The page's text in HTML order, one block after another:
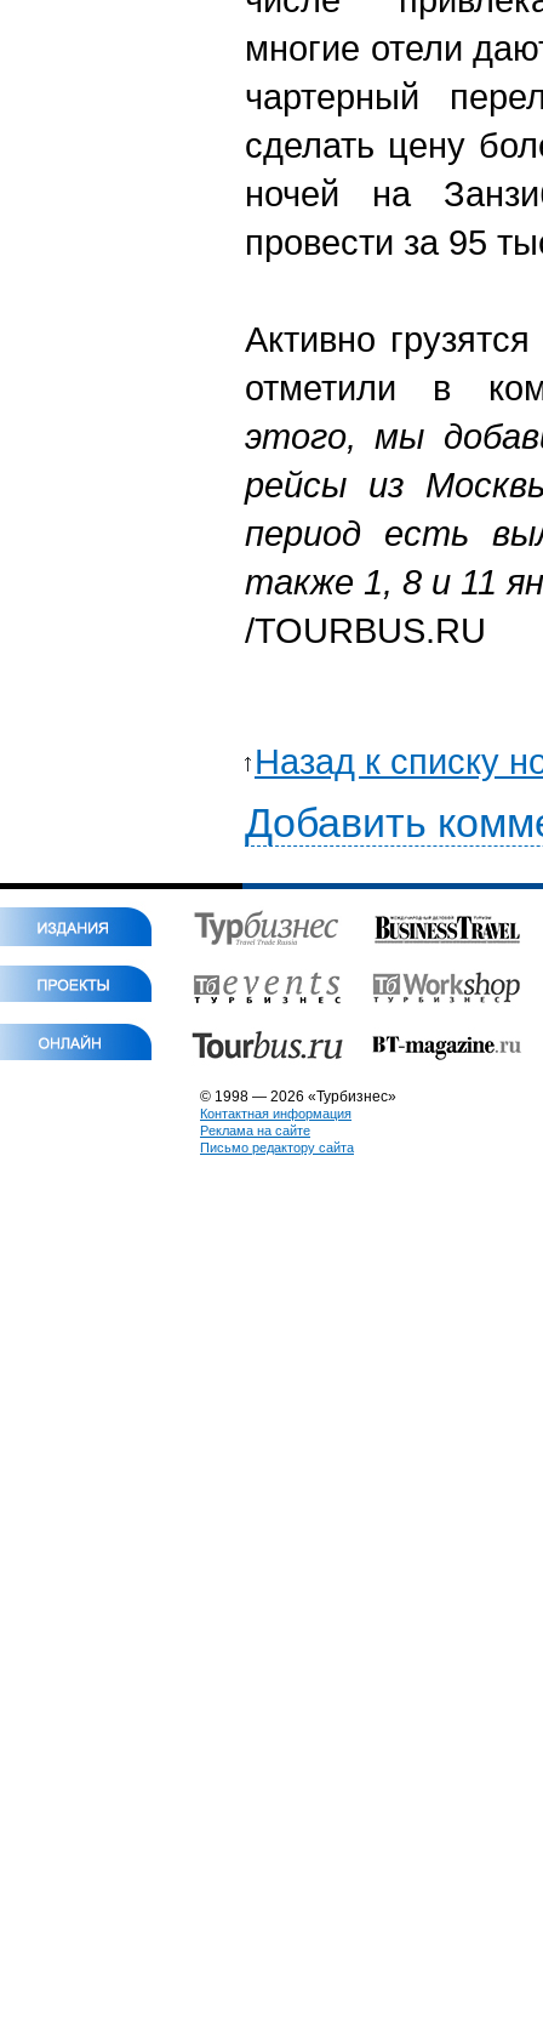
многие отели
чартерный
сделать цену
ночей на
провести за 95
Активно
отметили в
этого, мы
рейсы из
период есть
также 1, 8 и 11
/TOURBUS.RU
Назад к списку
Добавить
© 1998 — 2026 «Турбизнес»
Контактная информация
Реклама на сайте
Письмо редактору сайта